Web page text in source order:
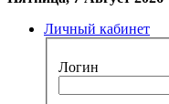
Личный кабинет
Логин